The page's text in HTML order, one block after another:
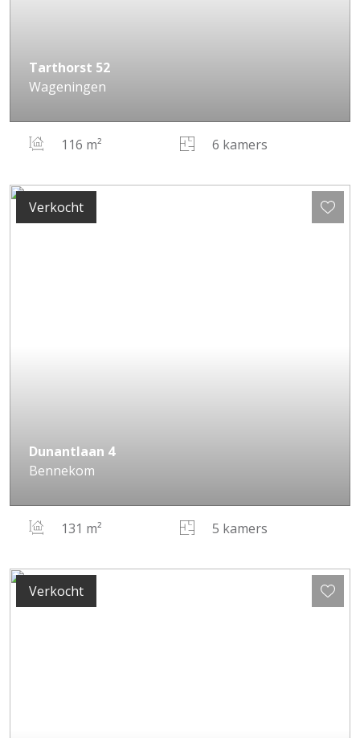
Tarthorst 52
Wageningen
116 m² 6 kamers
Verkocht
Dunantlaan 4
Bennekom
131 m² 5 kamers
Verkocht